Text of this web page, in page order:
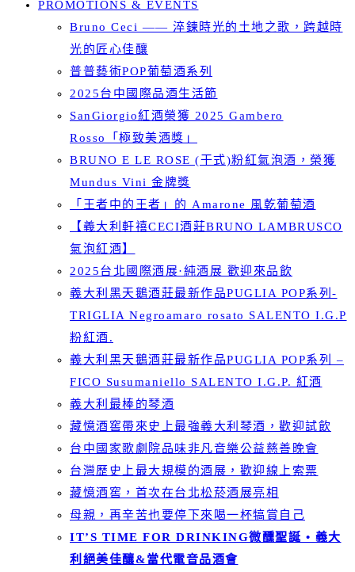
PROMOTIONS & EVENTS
Bruno Ceci —— 淬鍊時光的土地之歌，跨越時
光的匠心佳釀
普普藝術POP葡萄酒系列
2025台中國際品酒生活節
SanGiorgio紅酒榮獲 2025 Gambero
Rosso「極致美酒獎」
BRUNO E LE ROSE (干式)粉紅氣泡酒，榮獲
Mundus Vini 金牌獎
「王者中的王者」的 Amarone 風乾葡萄酒
【義大利軒禧CECI酒莊BRUNO LAMBRUSCO
氣泡紅酒】
2025台北國際酒展·純酒展 歡迎來品飲
義大利黑天鵝酒莊最新作品PUGLIA POP系列-
TRIGLIA Negroamaro rosato SALENTO I.G.P
粉紅酒.
義大利黑天鵝酒莊最新作品PUGLIA POP系列 –
FICO Susumaniello SALENTO I.G.P. 紅酒
義大利最棒的琴酒
藏憶酒窖帶來史上最強義大利琴酒，歡迎試飲
台中國家歌劇院品味非凡音樂公益慈善晚會
台灣歷史上最大規模的酒展，歡迎線上索票
藏憶酒窖，首次在台北松菸酒展亮相
母親，再辛苦也要停下來喝一杯犒賞自己
IT’S TIME FOR DRINKING微醺聖誕 • 義大
利絕美佳釀&當代電音品酒會